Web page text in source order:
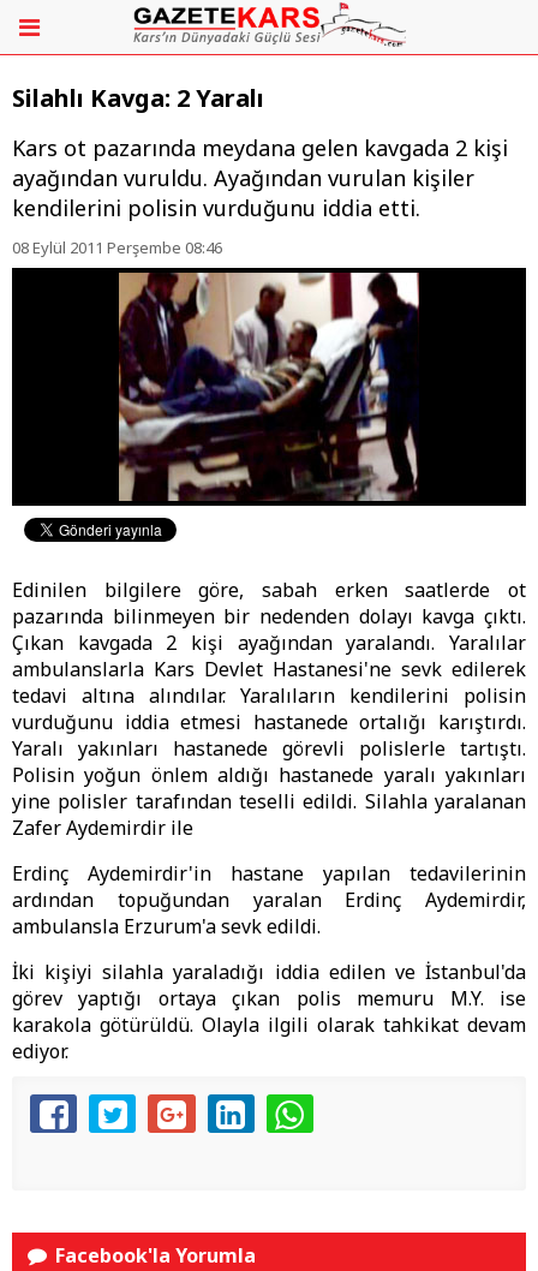
Silahlı Kavga: 2 Yaralı
Kars ot pazarında meydana gelen kavgada 2 kişi
ayağından vuruldu. Ayağından vurulan kişiler
kendilerini polisin vurduğunu iddia etti.
08 Eylül 2011 Perşembe 08:46
Edinilen bilgilere göre, sabah erken saatlerde ot
pazarında bilinmeyen bir nedenden dolayı kavga çıktı.
Çıkan kavgada 2 kişi ayağından yaralandı. Yaralılar
ambulanslarla Kars Devlet Hastanesi'ne sevk edilerek
tedavi altına alındılar. Yaralıların kendilerini polisin
vurduğunu iddia etmesi hastanede ortalığı karıştırdı.
Yaralı yakınları hastanede görevli polislerle tartıştı.
Polisin yoğun önlem aldığı hastanede yaralı yakınları
yine polisler tarafından teselli edildi. Silahla yaralanan
Zafer Aydemirdir ile
Erdinç Aydemirdir'in hastane yapılan tedavilerinin
ardından topuğundan yaralan Erdinç Aydemirdir,
ambulansla Erzurum'a sevk edildi.
İki kişiyi silahla yaraladığı iddia edilen ve İstanbul'da
görev yaptığı ortaya çıkan polis memuru M.Y. ise
karakola götürüldü. Olayla ilgili olarak tahkikat devam
ediyor.
Facebook'la Yorumla